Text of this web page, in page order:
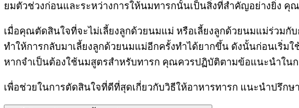
ยมตัวช่วงก่อนและระหว่างการให้นมทารกนั้นเป็นสิ่งที่สำคัญอย่างยิ่ง
เมื่อคุณตัดสินใจที่จะไม่เลี้ยงลูกด้วยนมแม่ หรือเลี้ยงลูกด้วยนมแม่ร่วม
ทำให้การกลับมาเลี้ยงลูกด้วยนมแม่อีกครั้งทำได้ยากขึ้น ดังนั้นก่อนเริ่
หากจำเป็นต้องใช้นมสูตรสำหรับทารก คุณควรปฏิบัติตามข้อแนะนำในก
เพื่อช่วยในการตัดสินใจที่ดีที่สุดเกี่ยวกับวิธีให้อาหารทารก แนะนำปรึก